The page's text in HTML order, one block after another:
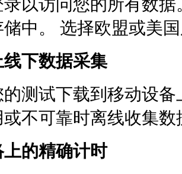
录以访问您的所有数
储中。 选择欧盟或美
线下数据采集
测试下载到移动设备
或不可靠时离线收集数
上的精确计时